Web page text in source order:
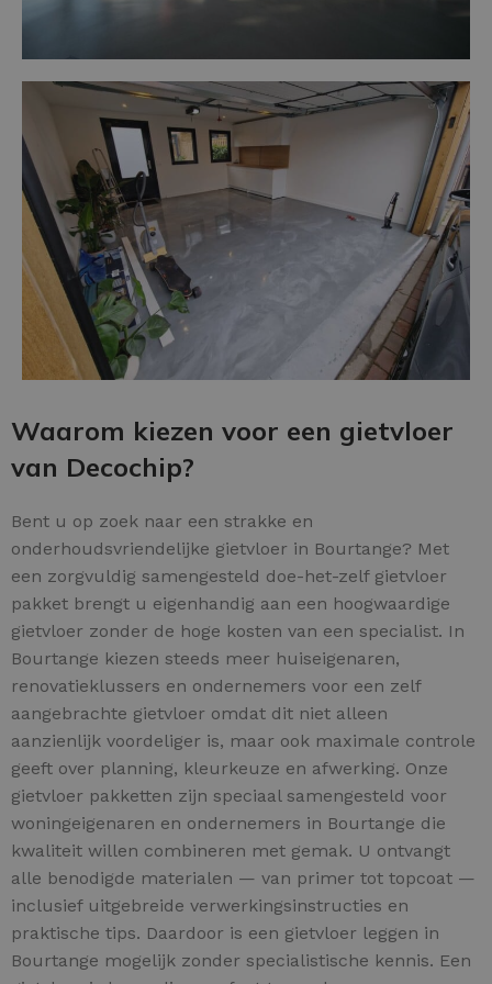
Waarom kiezen voor een gietvloer
van Decochip?
Bent u op zoek naar een strakke en
onderhoudsvriendelijke gietvloer in Bourtange? Met
een zorgvuldig samengesteld doe-het-zelf gietvloer
pakket brengt u eigenhandig aan een hoogwaardige
gietvloer zonder de hoge kosten van een specialist. In
Bourtange kiezen steeds meer huiseigenaren,
renovatieklussers en ondernemers voor een zelf
aangebrachte gietvloer omdat dit niet alleen
aanzienlijk voordeliger is, maar ook maximale controle
geeft over planning, kleurkeuze en afwerking. Onze
gietvloer pakketten zijn speciaal samengesteld voor
woningeigenaren en ondernemers in Bourtange die
kwaliteit willen combineren met gemak. U ontvangt
alle benodigde materialen — van primer tot topcoat —
inclusief uitgebreide verwerkingsinstructies en
praktische tips. Daardoor is een gietvloer leggen in
Bourtange mogelijk zonder specialistische kennis. Een